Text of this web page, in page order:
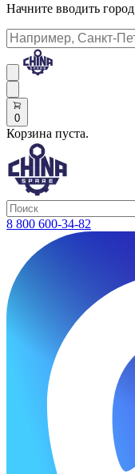
Начните вводить город
0
Корзина пуста.
8 800 600-34-82